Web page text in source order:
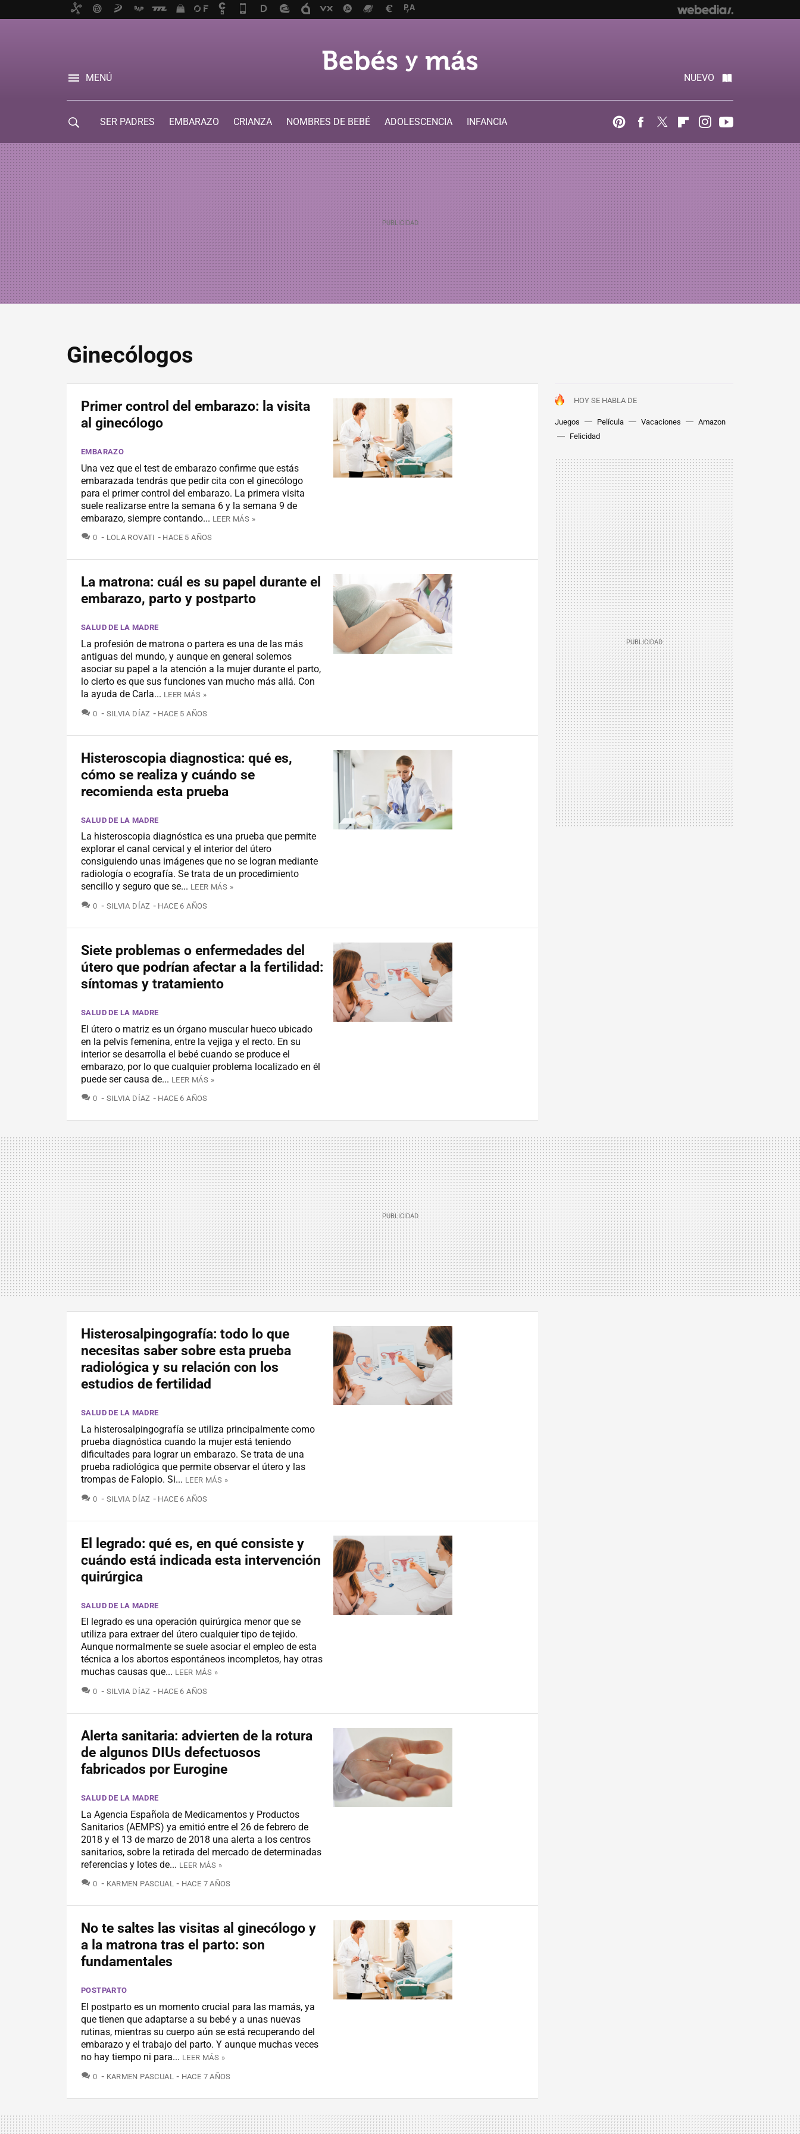
MENÚ NUEVO
SER PADRES EMBARAZO CRIANZA NOMBRES DE BEBÉ ADOLESCENCIA
INFANCIA
PinterestFacebook
Twitter FlipboardInstagram
Ginecólogos
HOY SE HABLA DE
Juegos Película Vacaciones
Amazon
Felicidad
Primer control del embarazo: la visita
al ginecólogo
EMBARAZO
Una vez que el test de embarazo confirme que estás
embarazada tendrás que pedir cita con el ginecólogo
para el primer control del embarazo. La primera visita
suele realizarse entre la semana 6 y la semana 9 de
embarazo, siempre contando... LEER MÁS »
0 COMENTARIOS
LOLA ROVATI HACE 5 AÑOS
La matrona: cuál es su papel durante el
embarazo, parto y postparto
SALUD DE LA MADRE
La profesión de matrona o partera es una de las más
antiguas del mundo, y aunque en general solemos
asociar su papel a la atención a la mujer durante el parto,
lo cierto es que sus funciones van mucho más allá. Con
la ayuda de Carla... LEER MÁS »
0 COMENTARIOS
SILVIA DÍAZ HACE 5 AÑOS
Histeroscopia diagnostica: qué es,
cómo se realiza y cuándo se
recomienda esta prueba
SALUD DE LA MADRE
La histeroscopia diagnóstica es una prueba que permite
explorar el canal cervical y el interior del útero
consiguiendo unas imágenes que no se logran mediante
radiología o ecografía. Se trata de un procedimiento
sencillo y seguro que se... LEER MÁS »
0 COMENTARIOS
SILVIA DÍAZ HACE 6 AÑOS
Siete problemas o enfermedades del
útero que podrían afectar a la fertilidad:
síntomas y tratamiento
SALUD DE LA MADRE
El útero o matriz es un órgano muscular hueco ubicado
en la pelvis femenina, entre la vejiga y el recto. En su
interior se desarrolla el bebé cuando se produce el
embarazo, por lo que cualquier problema localizado en él
puede ser causa de... LEER MÁS »
0 COMENTARIOS
SILVIA DÍAZ HACE 6 AÑOS
Histerosalpingografía: todo lo que
necesitas saber sobre esta prueba
radiológica y su relación con los
estudios de fertilidad
SALUD DE LA MADRE
La histerosalpingografía se utiliza principalmente como
prueba diagnóstica cuando la mujer está teniendo
dificultades para lograr un embarazo. Se trata de una
prueba radiológica que permite observar el útero y las
trompas de Falopio. Si... LEER MÁS »
0 COMENTARIOS
SILVIA DÍAZ HACE 6 AÑOS
El legrado: qué es, en qué consiste y
cuándo está indicada esta intervención
quirúrgica
SALUD DE LA MADRE
El legrado es una operación quirúrgica menor que se
utiliza para extraer del útero cualquier tipo de tejido.
Aunque normalmente se suele asociar el empleo de esta
técnica a los abortos espontáneos incompletos, hay otras
muchas causas que... LEER MÁS »
0 COMENTARIOS
SILVIA DÍAZ HACE 6 AÑOS
Alerta sanitaria: advierten de la rotura
de algunos DIUs defectuosos
fabricados por Eurogine
SALUD DE LA MADRE
La Agencia Española de Medicamentos y Productos
Sanitarios (AEMPS) ya emitió entre el 26 de febrero de
2018 y el 13 de marzo de 2018 una alerta a los centros
sanitarios, sobre la retirada del mercado de determinadas
referencias y lotes de... LEER MÁS »
0 COMENTARIOS
KARMEN PASCUAL HACE 7 AÑOS
No te saltes las visitas al ginecólogo y
a la matrona tras el parto: son
fundamentales
POSTPARTO
El postparto es un momento crucial para las mamás, ya
que tienen que adaptarse a su bebé y a unas nuevas
rutinas, mientras su cuerpo aún se está recuperando del
embarazo y el trabajo del parto. Y aunque muchas veces
no hay tiempo ni para... LEER MÁS »
0 COMENTARIOS
KARMEN PASCUAL HACE 7 AÑOS